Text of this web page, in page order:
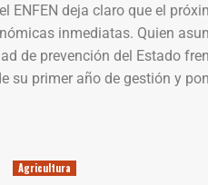
ENFEN deja claro que el
inmediatas. Quien
de prevención del Estado
su primer año de gestión y
Agricultura